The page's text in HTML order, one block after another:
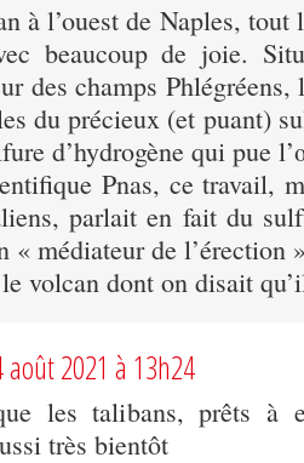
à l’ouest de Naples,
beaucoup de joie.
des champs Phlégréens,
du précieux (et puant)
d’hydrogène qui pue
Pnas, ce travail,
parlait en fait du
« médiateur de l’érection
volcan dont on disait
août 2021 à 13h24
les talibans, prêts à
très bientôt